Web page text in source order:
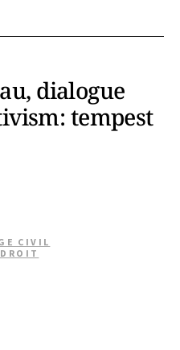
dialogue
tempest
CIVIL